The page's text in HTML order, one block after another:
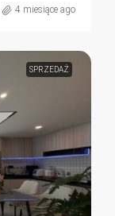
4 miesiące ago
SPRZEDAŻ